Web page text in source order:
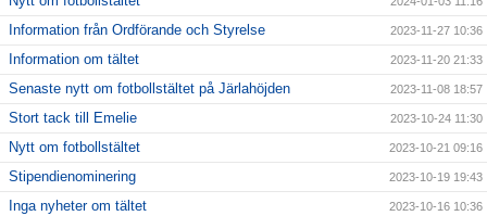
Information från Ordförande och Styrelse 2023-11-27 10:36
Information om tältet 2023-11-20 21:33
Senaste nytt om fotbollstältet på Järlahöjden 2023-11-08 18:57
Stort tack till Emelie 2023-10-24 11:30
Nytt om fotbollstältet 2023-10-21 09:16
Stipendienominering 2023-10-19 19:43
Inga nyheter om tältet 2023-10-16 10:36